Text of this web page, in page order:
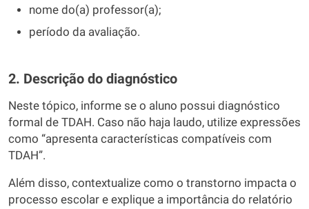
nome do(a) professor(a);
período da avaliação.
2. Descrição do diagnóstico
Neste tópico, informe se o aluno possui diagnóstico
formal de TDAH. Caso não haja laudo, utilize expressões
como “apresenta características compatíveis com
TDAH”.
Além disso, contextualize como o transtorno impacta o
processo escolar e explique a importância do relatório